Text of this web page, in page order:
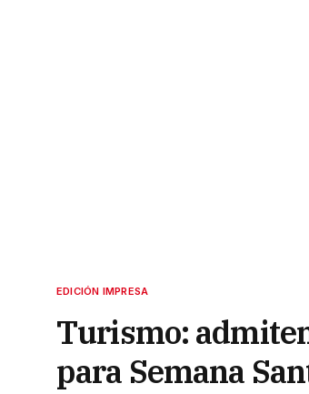
EDICIÓN IMPRESA
Turismo:
para Semana